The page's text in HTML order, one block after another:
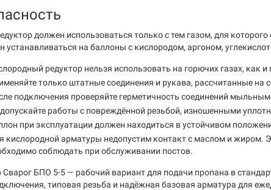
должен использоваться только с тем газом, для
устанавливаться на баллоны с кислородом, аргоном,
редуктор нельзя использовать на горючих газах, как
только штатные соединения и рукава, рассчитанные на
подключения проверяйте герметичность соединений
работы с повреждённой резьбой, изношенными
при эксплуатации должен находиться в устойчивом
кислородной арматуры недопустим контакт с маслом и жиром.
соблюдать при обслуживании постов.
Сварог БПО 5-5 — рабочий вариант для подачи пропана в
типовая резьба и надёжная базовая арматура для